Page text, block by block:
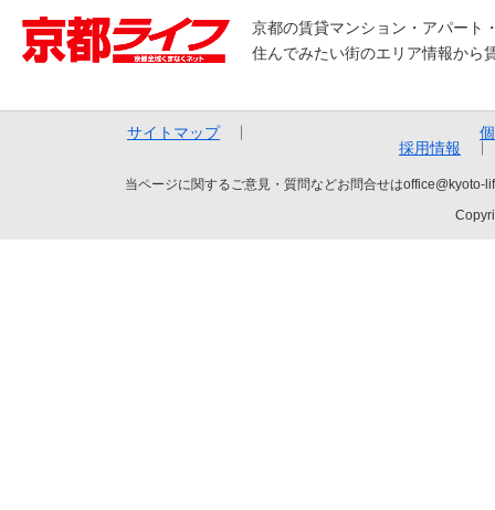
京都の賃貸マンション・アパート
住んでみたい街のエリア情報から
サイトマップ
採用情報
当ページに関するご意見・質問などお問合せは